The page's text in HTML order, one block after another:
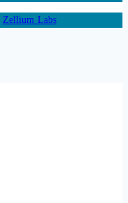
Zellium Labs